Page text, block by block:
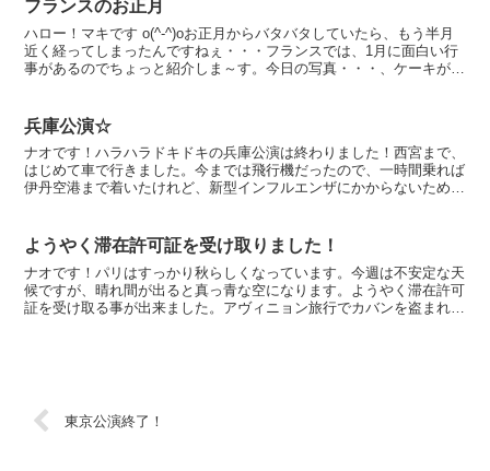
フランスのお正月
ハロー！マキです o(^-^)oお正月からバタバタしていたら、もう半月
近く経ってしまったんですねぇ・・・フランスでは、1月に面白い行
事があるのでちょっと紹介しま～す。今日の写真・・・、ケーキが王
兵庫公演☆
ナオです！ハラハラドキドキの兵庫公演は終わりました！西宮まで、
はじめて車で行きました。今までは飛行機だったので、一時間乗れば
伊丹空港まで着いたけれど、新型インフルエンザにかからないために
ようやく滞在許可証を受け取りました！
ナオです！パリはすっかり秋らしくなっています。今週は不安定な天
候ですが、晴れ間が出ると真っ青な空になります。ようやく滞在許可
証を受け取る事が出来ました。アヴィニョン旅行でカバンを盗まれた
東京公演終了！